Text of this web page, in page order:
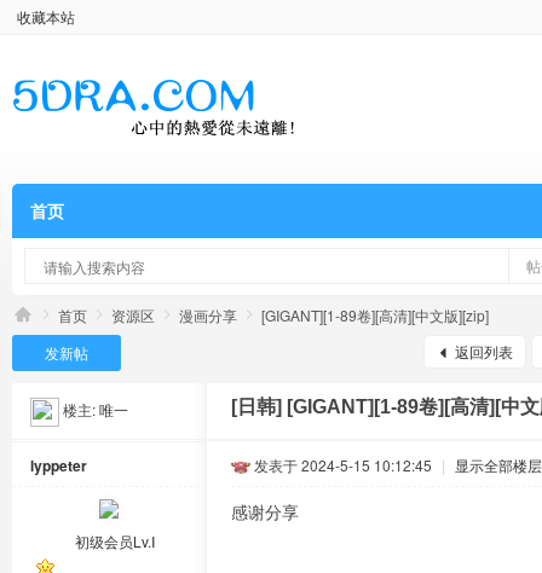
收藏本站
首页
首页 资源区 漫画分享
[GIGANT][1-89卷][高清][中文版][zip]
返回列表
发新帖
楼主:唯一 [日韩] [GIGANT][1-89卷][高清][中
lyppeter
初级会员Lv.Ⅰ
发表于 2024-5-15 10:12:45 | 显示全部楼层
感谢分享